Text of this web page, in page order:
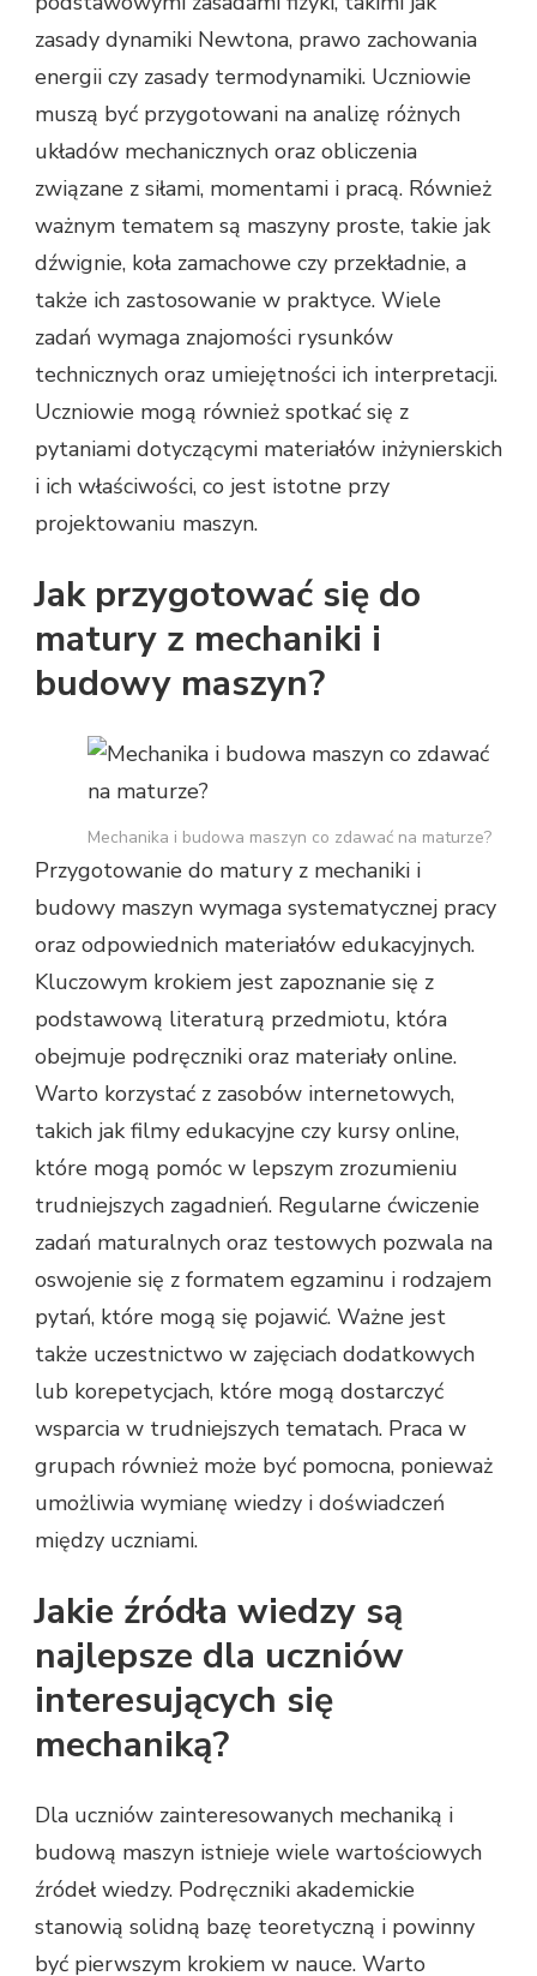
zasady dynamiki Newtona, prawo zachowania
energii czy zasady termodynamiki. Uczniowie
muszą być przygotowani na analizę różnych
układów mechanicznych oraz obliczenia
związane z siłami, momentami i pracą. Również
ważnym tematem są maszyny proste, takie jak
dźwignie, koła zamachowe czy przekładnie, a
także ich zastosowanie w praktyce. Wiele
zadań wymaga znajomości rysunków
technicznych oraz umiejętności ich interpretacji.
Uczniowie mogą również spotkać się z
pytaniami dotyczącymi materiałów inżynierskich
i ich właściwości, co jest istotne przy
projektowaniu maszyn.
Jak przygotować się do
matury z mechaniki i
budowy maszyn?
Mechanika i budowa maszyn co zdawać na maturze?
Przygotowanie do matury z mechaniki i
budowy maszyn wymaga systematycznej pracy
oraz odpowiednich materiałów edukacyjnych.
Kluczowym krokiem jest zapoznanie się z
podstawową literaturą przedmiotu, która
obejmuje podręczniki oraz materiały online.
Warto korzystać z zasobów internetowych,
takich jak filmy edukacyjne czy kursy online,
które mogą pomóc w lepszym zrozumieniu
trudniejszych zagadnień. Regularne ćwiczenie
zadań maturalnych oraz testowych pozwala na
oswojenie się z formatem egzaminu i rodzajem
pytań, które mogą się pojawić. Ważne jest
także uczestnictwo w zajęciach dodatkowych
lub korepetycjach, które mogą dostarczyć
wsparcia w trudniejszych tematach. Praca w
grupach również może być pomocna, ponieważ
umożliwia wymianę wiedzy i doświadczeń
między uczniami.
Jakie źródła wiedzy są
najlepsze dla uczniów
interesujących się
mechaniką?
Dla uczniów zainteresowanych mechaniką i
budową maszyn istnieje wiele wartościowych
źródeł wiedzy. Podręczniki akademickie
stanowią solidną bazę teoretyczną i powinny
być pierwszym krokiem w nauce. Warto